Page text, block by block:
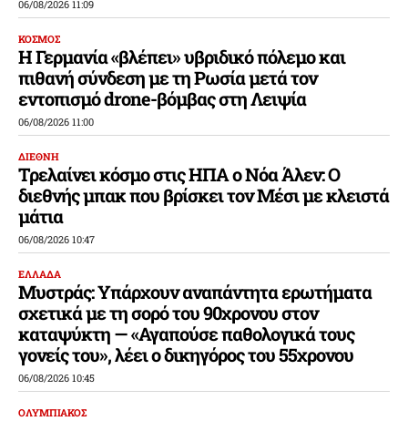
06/08/2026 11:09
ΚΟΣΜΟΣ
Η Γερμανία «βλέπει» υβριδικό πόλεμο και
πιθανή σύνδεση με τη Ρωσία μετά τον
εντοπισμό drone-βόμβας στη Λειψία
06/08/2026 11:00
ΔΙΕΘΝΗ
Τρελαίνει κόσμο στις ΗΠΑ ο Νόα Άλεν: Ο
διεθνής μπακ που βρίσκει τον Μέσι με κλειστά
μάτια
06/08/2026 10:47
ΕΛΛΑΔΑ
Μυστράς: Υπάρχουν αναπάντητα ερωτήματα
σχετικά με τη σορό του 90χρονου στον
καταψύκτη — «Αγαπούσε παθολογικά τους
γονείς του», λέει ο δικηγόρος του 55χρονου
06/08/2026 10:45
ΟΛΥΜΠΙΑΚΟΣ